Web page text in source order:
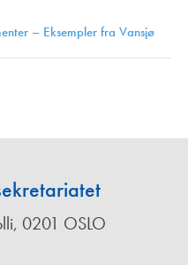
– Eksempler fra Vansjø
0201 OSLO